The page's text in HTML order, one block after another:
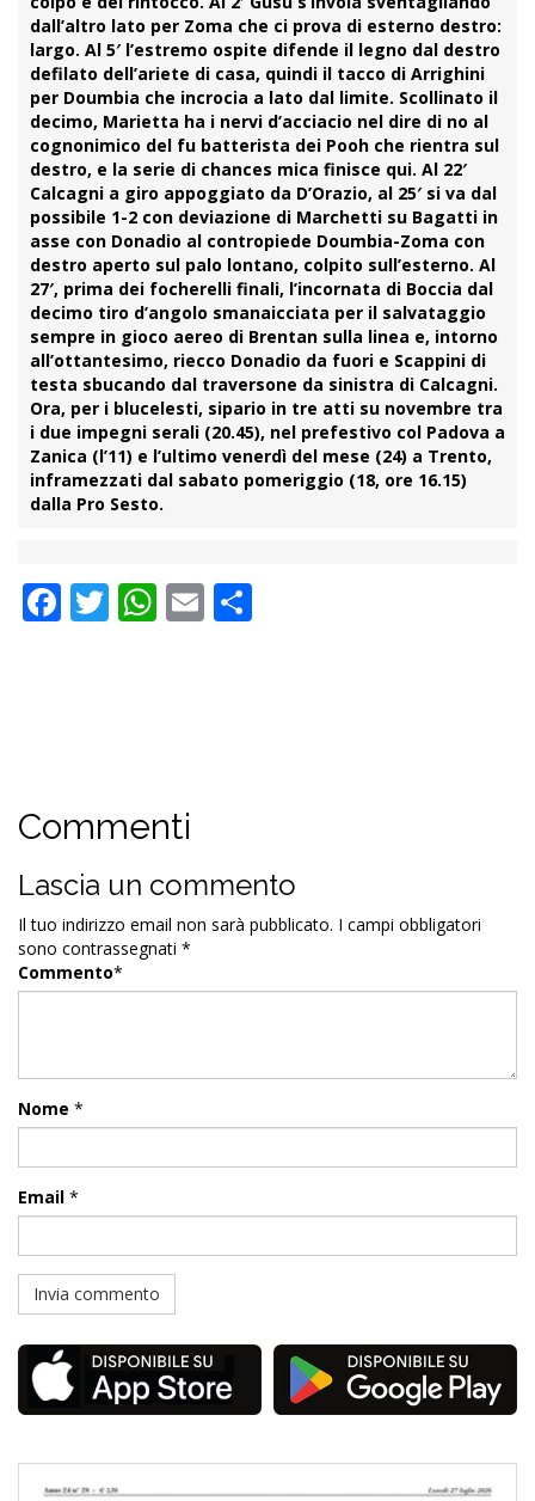
dall’altro lato per Zoma che ci prova di esterno destro:
largo. Al 5′ l’estremo ospite difende il legno dal destro
defilato dell’ariete di casa, quindi il tacco di Arrighini
per Doumbia che incrocia a lato dal limite. Scollinato il
decimo, Marietta ha i nervi d’acciacio nel dire di no al
cognonimico del fu batterista dei Pooh che rientra sul
destro, e la serie di chances mica finisce qui. Al 22′
Calcagni a giro appoggiato da D’Orazio, al 25′ si va dal
possibile 1-2 con deviazione di Marchetti su Bagatti in
asse con Donadio al contropiede Doumbia-Zoma con
destro aperto sul palo lontano, colpito sull’esterno. Al
27′, prima dei focherelli finali, l’incornata di Boccia dal
decimo tiro d’angolo smanaicciata per il salvataggio
sempre in gioco aereo di Brentan sulla linea e, intorno
all’ottantesimo, riecco Donadio da fuori e Scappini di
testa sbucando dal traversone da sinistra di Calcagni.
Ora, per i blucelesti, sipario in tre atti su novembre tra
i due impegni serali (20.45), nel prefestivo col Padova a
Zanica (l’11) e l’ultimo venerdì del mese (24) a Trento,
inframezzati dal sabato pomeriggio (18, ore 16.15)
dalla Pro Sesto.
Facebook
Twitter
WhatsApp
Email
Commenti
Lascia un commento
Il tuo indirizzo email non sarà pubblicato. I campi obbligatori
sono contrassegnati *
Commento*
Nome *
Email *